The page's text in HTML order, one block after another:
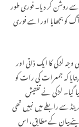
روشن کر دیا۔ فوری طور
کو بجھایا اور اسے فوری
لڑکی کا ایک ذاتی اور
کہ جمعرات کی رات کو
لڑکی نے تفتیش
سے رابطے میں نہیں تھی
بیان کے مطابق، اس